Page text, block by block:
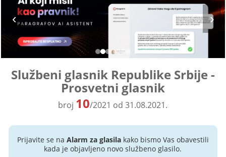
Službeni glasnik Republike Srbije -
Prosvetni glasnik
broj 10/2021 od 31.08.2021.
Prijavite se na Alarm za glasilakako bismo Vas obavestili
kada je objavljeno novo službeno glasilo.